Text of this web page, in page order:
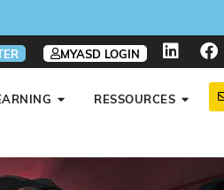
MYASD LOGIN
RESSOURCES